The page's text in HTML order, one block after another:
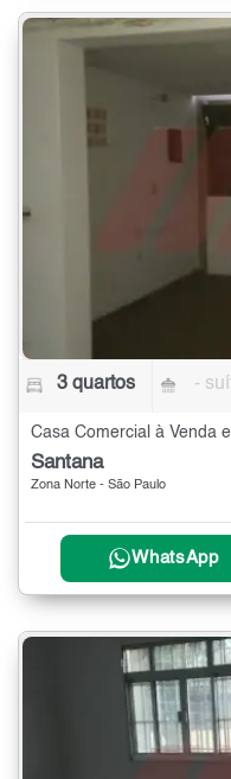
3 quartos -
Casa Comercial à Venda
Santana
Zona Norte - São Paulo
WhatsApp